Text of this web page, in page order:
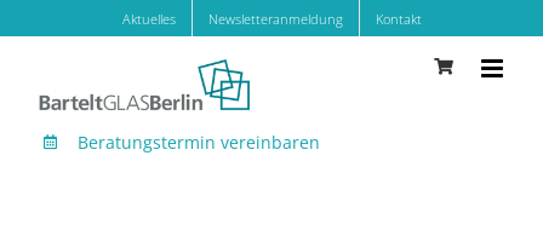
springen
Aktuelles Newsletteranmeldung Kontakt
Beratungstermin vereinbaren